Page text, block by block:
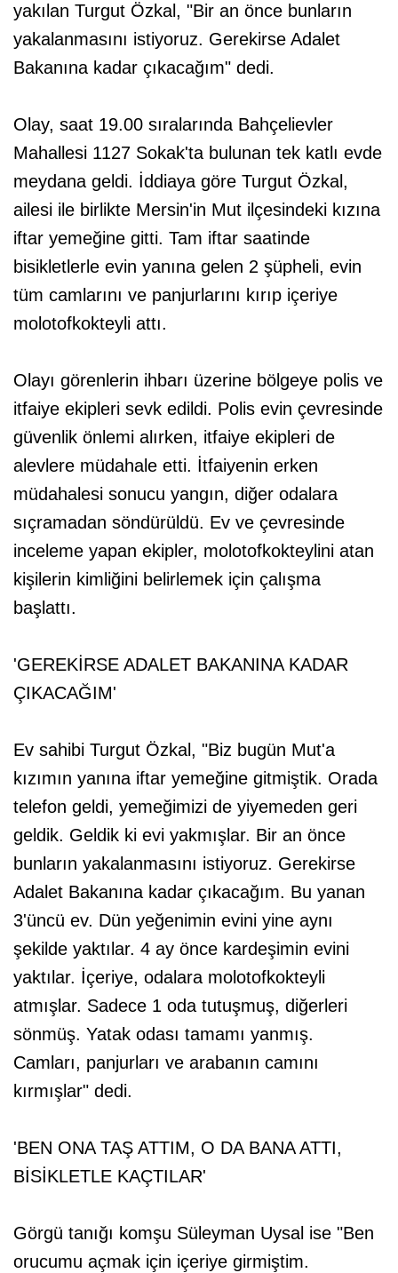
yakılan Turgut Özkal, "Bir an önce bunların
yakalanmasını istiyoruz. Gerekirse Adalet
Bakanına kadar çıkacağım" dedi.
Olay, saat 19.00 sıralarında Bahçelievler
Mahallesi 1127 Sokak'ta bulunan tek katlı evde
meydana geldi. İddiaya göre Turgut Özkal,
ailesi ile birlikte Mersin'in Mut ilçesindeki kızına
iftar yemeğine gitti. Tam iftar saatinde
bisikletlerle evin yanına gelen 2 şüpheli, evin
tüm camlarını ve panjurlarını kırıp içeriye
molotofkokteyli attı.
Olayı görenlerin ihbarı üzerine bölgeye polis ve
itfaiye ekipleri sevk edildi. Polis evin çevresinde
güvenlik önlemi alırken, itfaiye ekipleri de
alevlere müdahale etti. İtfaiyenin erken
müdahalesi sonucu yangın, diğer odalara
sıçramadan söndürüldü. Ev ve çevresinde
inceleme yapan ekipler, molotofkokteylini atan
kişilerin kimliğini belirlemek için çalışma
başlattı.
'GEREKİRSE ADALET BAKANINA KADAR
ÇIKACAĞIM'
Ev sahibi Turgut Özkal, "Biz bugün Mut'a
kızımın yanına iftar yemeğine gitmiştik. Orada
telefon geldi, yemeğimizi de yiyemeden geri
geldik. Geldik ki evi yakmışlar. Bir an önce
bunların yakalanmasını istiyoruz. Gerekirse
Adalet Bakanına kadar çıkacağım. Bu yanan
3'üncü ev. Dün yeğenimin evini yine aynı
şekilde yaktılar. 4 ay önce kardeşimin evini
yaktılar. İçeriye, odalara molotofkokteyli
atmışlar. Sadece 1 oda tutuşmuş, diğerleri
sönmüş. Yatak odası tamamı yanmış.
Camları, panjurları ve arabanın camını
kırmışlar" dedi.
'BEN ONA TAŞ ATTIM, O DA BANA ATTI,
BİSİKLETLE KAÇTILAR'
Görgü tanığı komşu Süleyman Uysal ise "Ben
orucumu açmak için içeriye girmiştim.